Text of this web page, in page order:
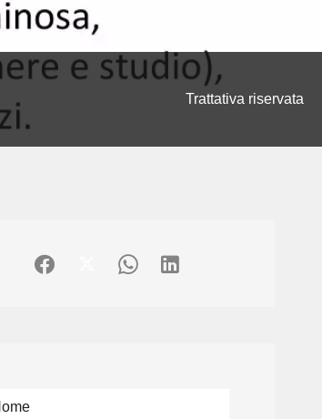
Trattativa riservata